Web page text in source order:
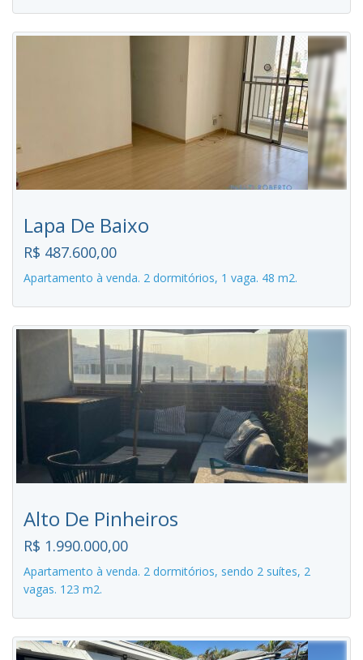
Lapa De Baixo
R$ 487.600,00
Apartamento à venda. 2 dormitórios, 1 vaga. 48 m2.
Alto De Pinheiros
R$ 1.990.000,00
Apartamento à venda. 2 dormitórios, sendo 2 suítes, 2
vagas. 123 m2.